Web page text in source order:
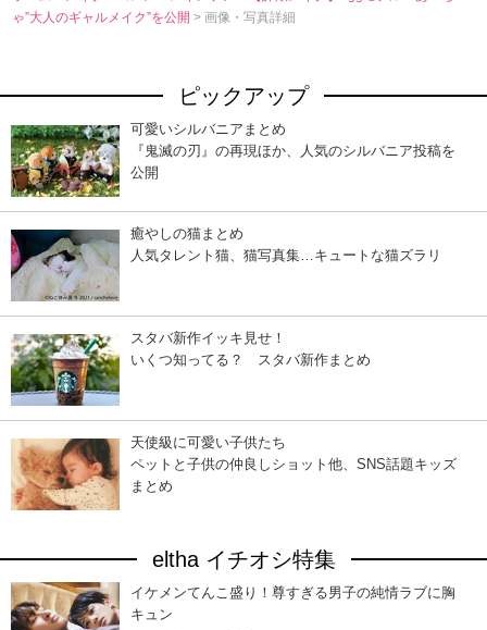
ゃ”大人のギャルメイク”を公開> 画像・写真詳細
ピックアップ
可愛いシルバニアまとめ
『鬼滅の刃』の再現ほか、人気のシルバニア投稿を
公開
癒やしの猫まとめ
人気タレント猫、猫写真集…キュートな猫ズラリ
スタバ新作イッキ見せ！
いくつ知ってる？ スタバ新作まとめ
天使級に可愛い子供たち
ペットと子供の仲良しショット他、SNS話題キッズ
まとめ
eltha イチオシ特集
イケメンてんこ盛り！尊すぎる男子の純情ラブに胸
キュン